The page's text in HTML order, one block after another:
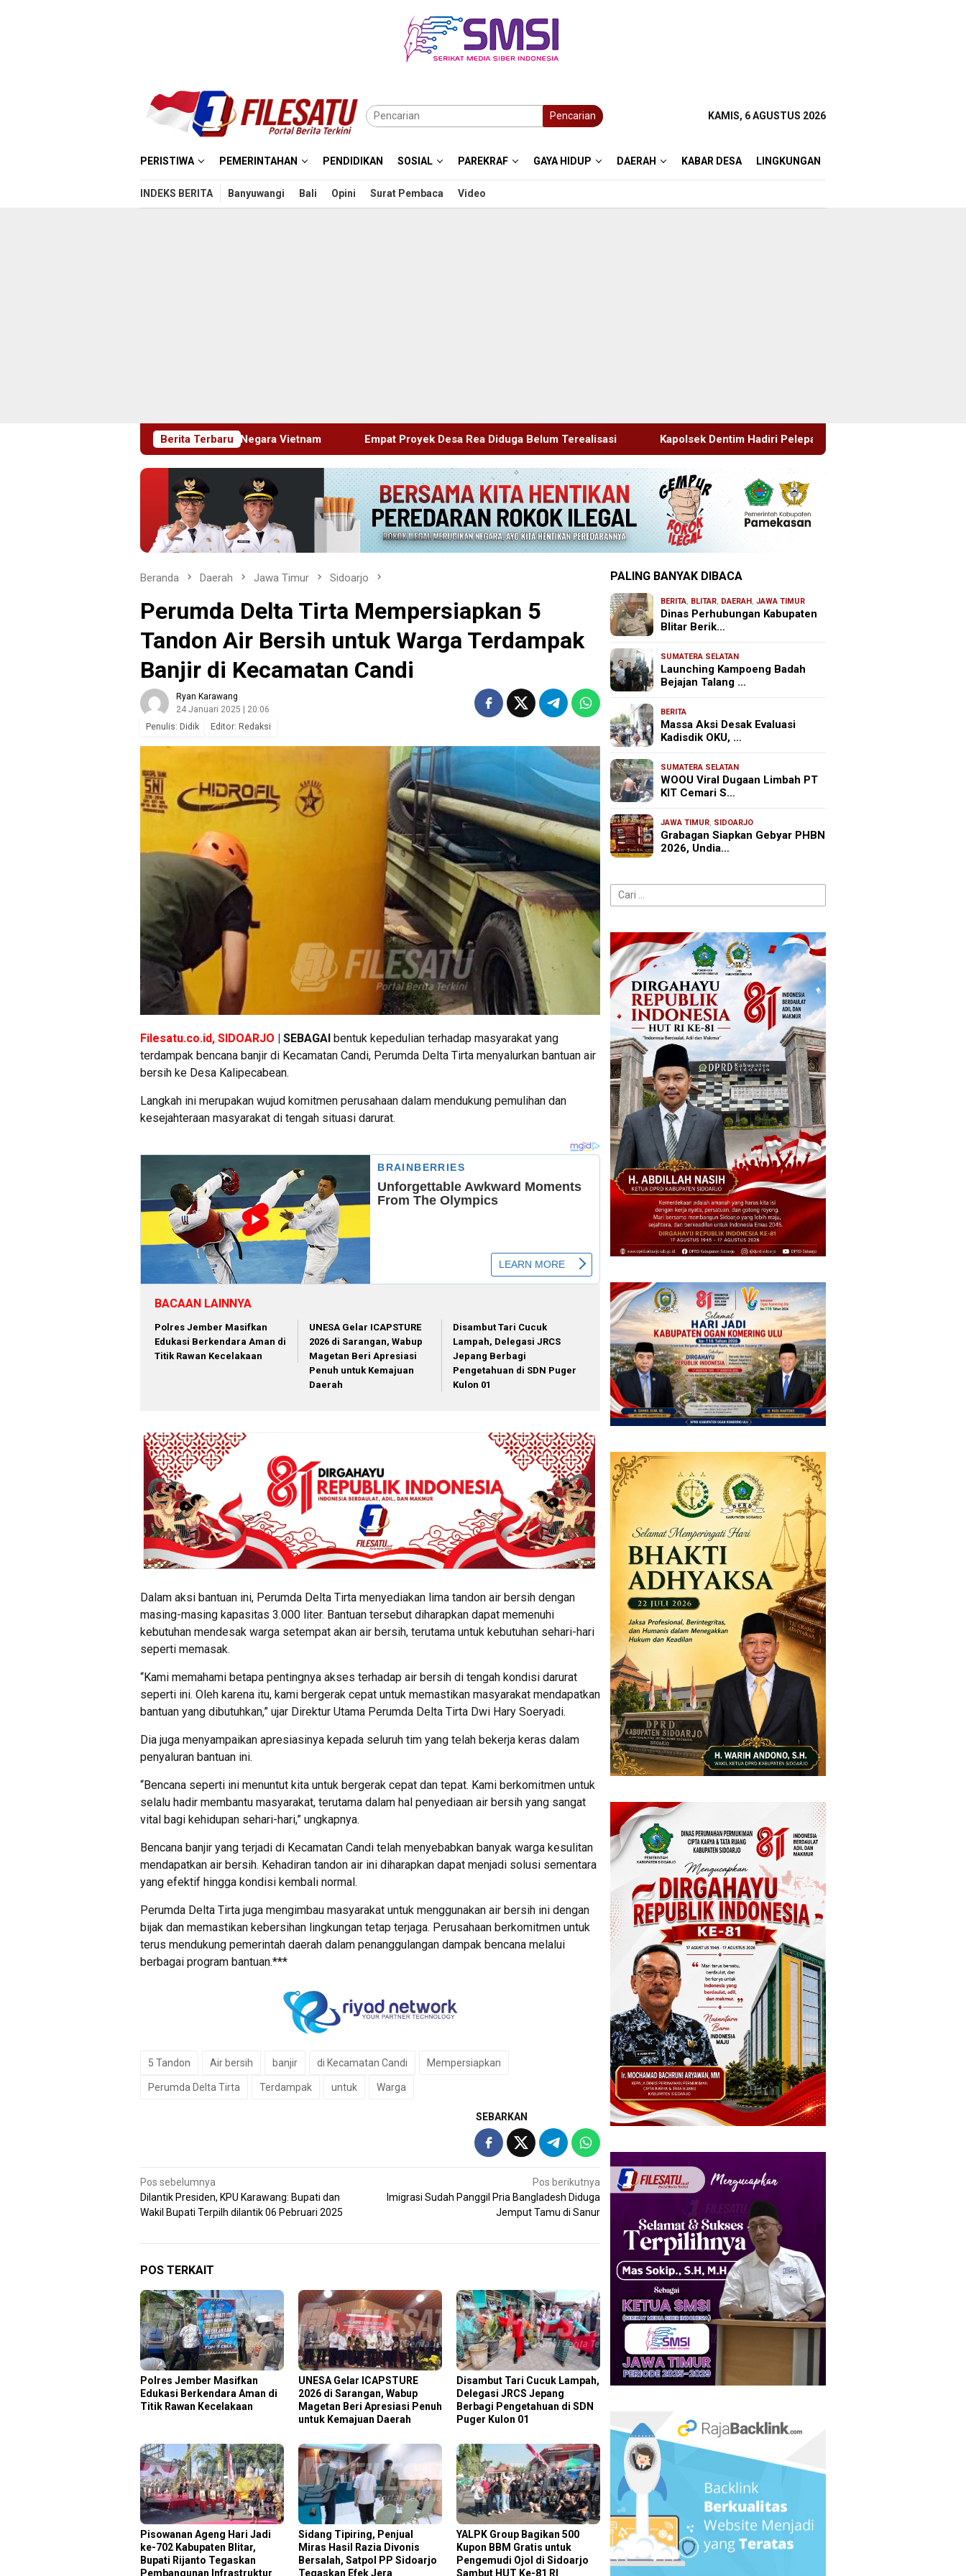
Pencarian KAMIS, 6 AGUSTUS 2026
PERISTIWA PEMERINTAHAN PENDIDIKAN SOSIAL PAREKRAF GAYA HIDUP DAERAH KABAR DESA LINGKUNGAN
INDEKS BERITA Banyuwangi Bali Opini Surat Pembaca Video
Berita Terbaru
Deportasi 25 Warga Negara Vietnam Empat Proyek Desa Rea Diduga Belum Terealisasi Kapolsek Dentim Hadiri Pelepasan Purna Tugas Danramil 1611-01/Dentim, Perkuat
Beranda Daerah Jawa Timur Sidoarjo
Perumda Delta Tirta Mempersiapkan 5
Tandon Air Bersih untuk Warga Terdampak
Banjir di Kecamatan Candi
Ryan Karawang
24 Januari 2025 | 20:06
Penulis: Didik Editor: Redaksi
Filesatu.co.id, SIDOARJO | SEBAGAI bentuk kepedulian terhadap masyarakat yang
terdampak bencana banjir di Kecamatan Candi, Perumda Delta Tirta menyalurkan bantuan air
bersih ke Desa Kalipecabean.
Langkah ini merupakan wujud komitmen perusahaan dalam mendukung pemulihan dan
kesejahteraan masyarakat di tengah situasi darurat.
BACAAN LAINNYA
Polres Jember Masifkan
Edukasi Berkendara Aman di
Titik Rawan Kecelakaan
‎UNESA Gelar ICAPSTURE
2026 di Sarangan, Wabup
Magetan Beri Apresiasi
Penuh untuk Kemajuan
Daerah
Disambut Tari Cucuk
Lampah, Delegasi JRCS
Jepang Berbagi
Pengetahuan di SDN Puger
Kulon 01
Dalam aksi bantuan ini, Perumda Delta Tirta menyediakan lima tandon air bersih dengan
masing-masing kapasitas 3.000 liter. Bantuan tersebut diharapkan dapat memenuhi
kebutuhan mendesak warga setempat akan air bersih, terutama untuk kebutuhan sehari-hari
seperti memasak.
“Kami memahami betapa pentingnya akses terhadap air bersih di tengah kondisi darurat
seperti ini. Oleh karena itu, kami bergerak cepat untuk memastikan masyarakat mendapatkan
bantuan yang dibutuhkan,” ujar Direktur Utama Perumda Delta Tirta Dwi Hary Soeryadi.
Dia juga menyampaikan apresiasinya kepada seluruh tim yang telah bekerja keras dalam
penyaluran bantuan ini.
“Bencana seperti ini menuntut kita untuk bergerak cepat dan tepat. Kami berkomitmen untuk
selalu hadir membantu masyarakat, terutama dalam hal penyediaan air bersih yang sangat
vital bagi kehidupan sehari-hari,” ungkapnya.
Bencana banjir yang terjadi di Kecamatan Candi telah menyebabkan banyak warga kesulitan
mendapatkan air bersih. Kehadiran tandon air ini diharapkan dapat menjadi solusi sementara
yang efektif hingga kondisi kembali normal.
Perumda Delta Tirta juga mengimbau masyarakat untuk menggunakan air bersih ini dengan
bijak dan memastikan kebersihan lingkungan tetap terjaga. Perusahaan berkomitmen untuk
terus mendukung pemerintah daerah dalam penanggulangan dampak bencana melalui
berbagai program bantuan.***
5 Tandon Air bersih banjir di Kecamatan Candi Mempersiapkan
Perumda Delta Tirta Terdampak untuk Warga
SEBARKAN
Navigasi
pos
Pos sebelumnya
Dilantik Presiden, KPU Karawang: Bupati dan
Wakil Bupati Terpilh dilantik 06 Pebruari 2025
Pos berikutnya
Imigrasi Sudah Panggil Pria Bangladesh Diduga
Jemput Tamu di Sanur
POS TERKAIT
Polres Jember Masifkan
Edukasi Berkendara Aman di
Titik Rawan Kecelakaan
‎UNESA Gelar ICAPSTURE
2026 di Sarangan, Wabup
Magetan Beri Apresiasi Penuh
untuk Kemajuan Daerah
Disambut Tari Cucuk Lampah,
Delegasi JRCS Jepang
Berbagi Pengetahuan di SDN
Puger Kulon 01
Pisowanan Ageng Hari Jadi
ke-702 Kabupaten Blitar,
Bupati Rijanto Tegaskan
Pembangunan Infrastruktur
Sidang Tipiring, Penjual
Miras Hasil Razia Divonis
Bersalah, Satpol PP Sidoarjo
Tegaskan Efek Jera
YALPK Group Bagikan 500
Kupon BBM Gratis untuk
Pengemudi Ojol di Sidoarjo
Sambut HUT Ke-81 RI
PALING BANYAK DIBACA
BERITA, BLITAR, DAERAH ,JAWA TIMUR
Dinas Perhubungan Kabupaten
Blitar Berik…
SUMATERA SELATAN
Launching Kampoeng Badah
Bejajan Talang …
BERITA
Massa Aksi Desak Evaluasi
Kadisdik OKU, …
SUMATERA SELATAN
WOOU Viral Dugaan Limbah PT
KIT Cemari S…
JAWA TIMUR, SIDOARJO
Grabagan Siapkan Gebyar PHBN
2026, Undia…
Cari
untuk: